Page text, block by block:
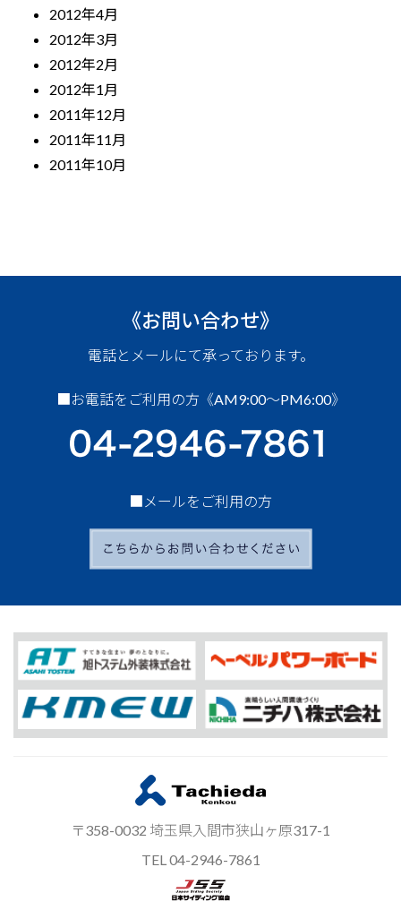
2012年4月
2012年3月
2012年2月
2012年1月
2011年12月
2011年11月
2011年10月
《お問い合わせ》
電話とメールにて承っております。
■お電話をご利用の方《AM9:00～PM6:00》
■メールをご利用の方
〒358-0032 埼玉県入間市狭山ヶ原317-1
TEL 04-2946-7861